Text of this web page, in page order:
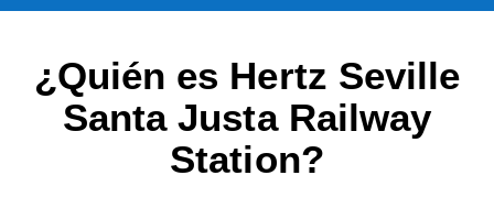
¿Quién es Hertz Seville
Santa Justa Railway
Station?